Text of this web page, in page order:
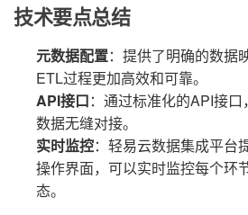
技术要点总结
元数据配置：提供了明确的数据
ETL过程更加高效和可靠。
API接口：通过标准化的API接
数据无缝对接。
实时监控：轻易云数据集成平台
操作界面，可以实时监控每个环
态。